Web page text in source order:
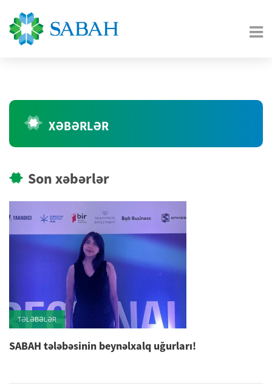
XƏBƏRLƏR
Son xəbərlər
TƏLƏBƏLƏR
SABAH tələbəsinin beynəlxalq uğurları!